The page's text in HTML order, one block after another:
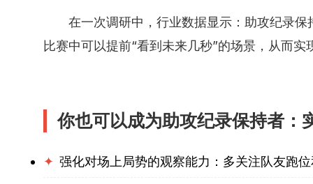
在一次调研中，行业数据显示：助攻纪录
比赛中可以提前“看到未来几秒”的场景，从而实
你也可以成为助攻纪录保持者：
✦ 强化对场上局势的观察能力：多关注队友跑